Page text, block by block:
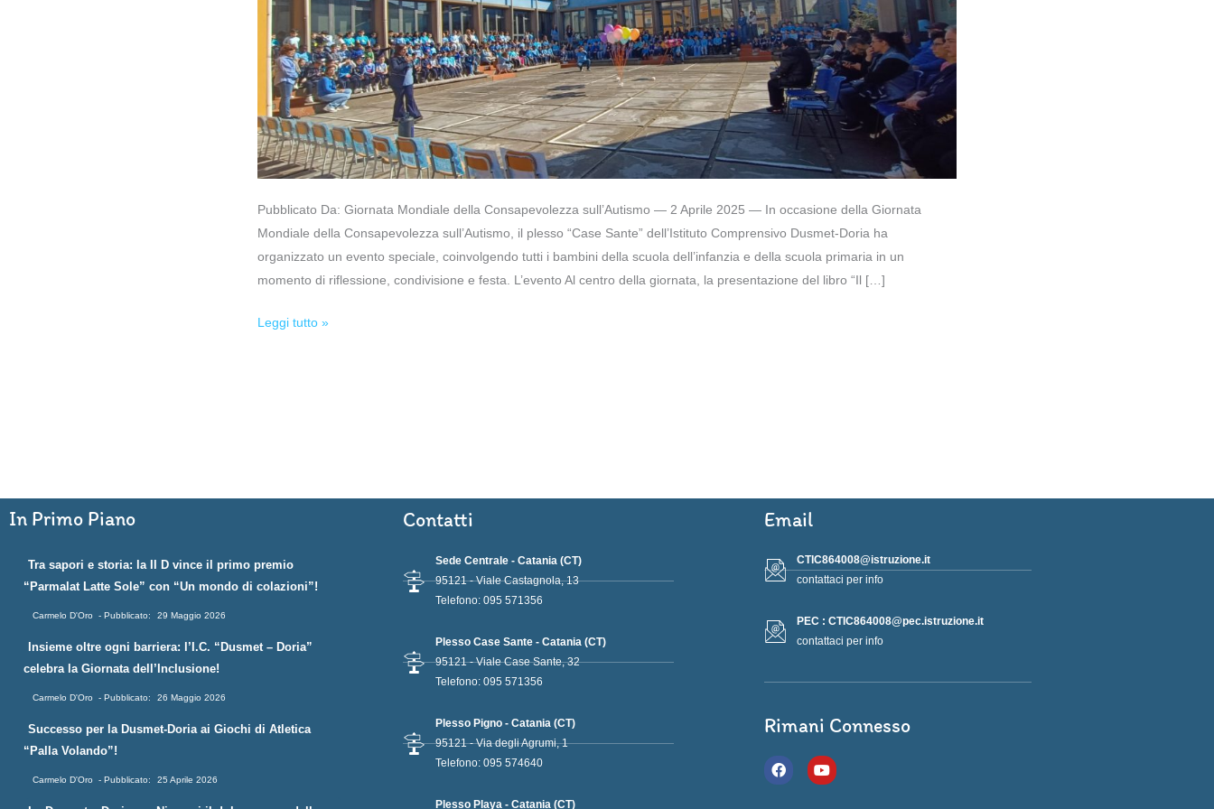
Pubblicato Da: Giornata Mondiale della Consapevolezza sull’Autismo — 2 Aprile 2025 — In occasione della Giornata
Mondiale della Consapevolezza sull’Autismo, il plesso “Case Sante” dell’Istituto Comprensivo Dusmet-Doria ha
organizzato un evento speciale, coinvolgendo tutti i bambini della scuola dell’infanzia e della scuola primaria in un
momento di riflessione, condivisione e festa. L’evento Al centro della giornata, la presentazione del libro “Il […]
Leggi tutto »
In Primo Piano
Tra sapori e storia: la II D vince il primo premio
“Parmalat Latte Sole” con “Un mondo di colazioni”!
Carmelo D'Oro 29 Maggio 2026
Insieme oltre ogni barriera: l’I.C. “Dusmet – Doria”
celebra la Giornata dell’Inclusione!
Carmelo D'Oro 26 Maggio 2026
Successo per la Dusmet-Doria ai Giochi di Atletica
“Palla Volando”!
Carmelo D'Oro 25 Aprile 2026
Contatti
Sede Centrale - Catania (CT)
95121 - Viale Castagnola, 13
Telefono: 095 571356
Plesso Case Sante - Catania (CT)
95121 - Viale Case Sante, 32
Telefono: 095 571356
Plesso Pigno - Catania (CT)
95121 - Via degli Agrumi, 1
Telefono: 095 574640
Plesso Playa - Catania (CT)
Email
CTIC864008@istruzione.it
contattaci per info
PEC : CTIC864008@pec.istruzione.it
contattaci per info
Rimani Connesso
F
a
Y
o